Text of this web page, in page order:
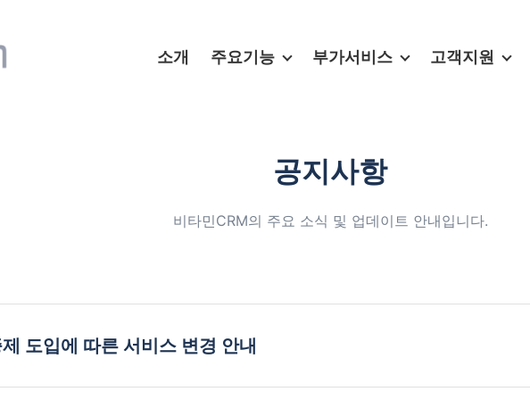
소개 주요기능 부가서비스 고객지원
공지사항
비타민CRM의 주요 소식 및 업데이트 안내입니다.
도입에 따른 서비스 변경 안내